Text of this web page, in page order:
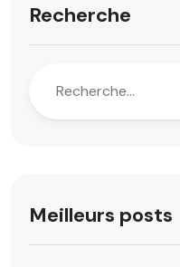
Recherche
Meilleurs posts